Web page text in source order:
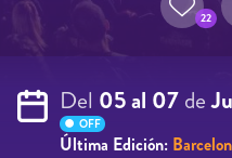
22
Del 05 al 07de
OFF
Última Edición: